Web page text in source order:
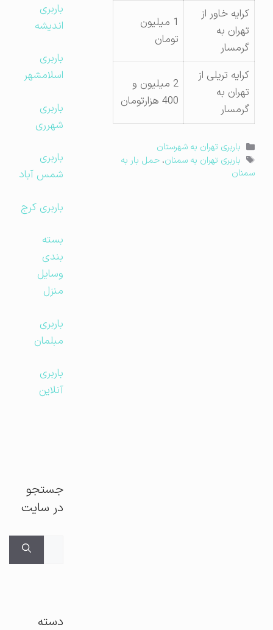
کرایه خاور از
تهران به
گرمسار
1 میلیون
تومان
کرایه تریلی از
تهران به
گرمسار
2 میلیون و
دسته‌ها
باربری تهران به شهرستان
برچسب‌ها
باربری تهران به سمنان،حمل بار به
سمنان
باربری
اندیشه
باربری
اسلامشهر
باربری
شهرری
باربری
شمس آباد
باربری کرج
بسته
بندی
وسایل
منزل
باربری
مبلمان
باربری
آنلاین
جستجو
در سایت
دسته